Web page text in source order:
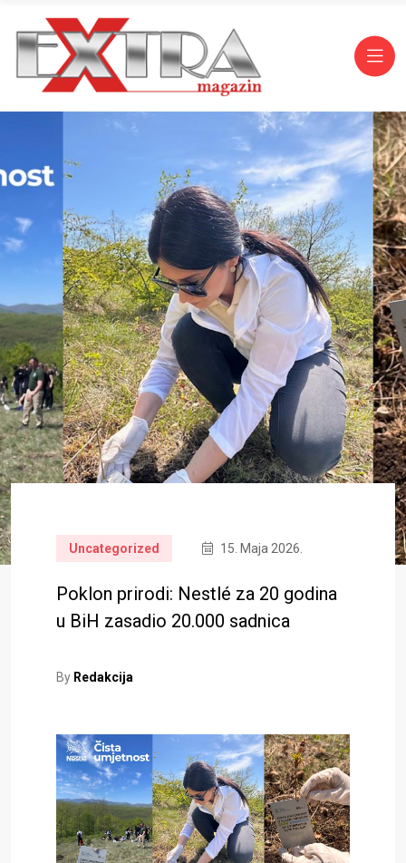
Uncategorized 15. Maja 2026.
Poklon prirodi: Nestlé za 20 godina
u BiH zasadio 20.000 sadnica
By Redakcija